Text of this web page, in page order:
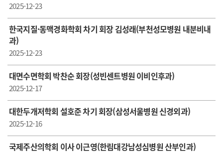
2025-12-23
한국지질·동맥경화학회 차기 회장 김성래(부천성모병원 내분비내
과)
2025-12-23
대면수면학회 박찬순 회장(성빈센트병원 이비인후과)
2025-12-17
대한두개저학회 설호준 차기 회장(삼성서울병원 신경외과)
2025-12-16
국제주산의학회 이사 이근영(한림대강남성심병원 산부인과)